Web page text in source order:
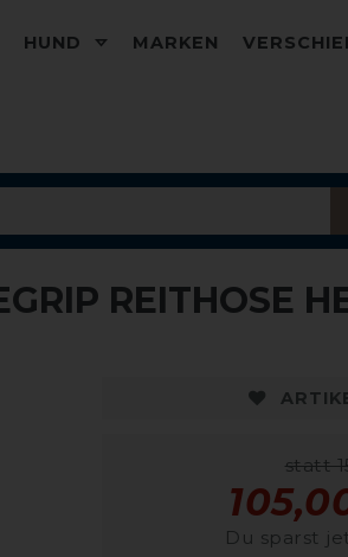
HUND MARKEN
REITHOSE
statt
Du sparst